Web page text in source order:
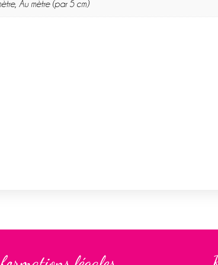
Au mètre (par 5 cm)